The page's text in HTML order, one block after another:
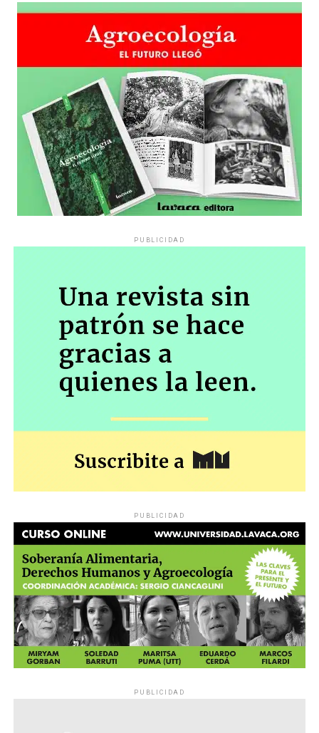
PUBLICIDAD
PUBLICIDAD
PUBLICIDAD